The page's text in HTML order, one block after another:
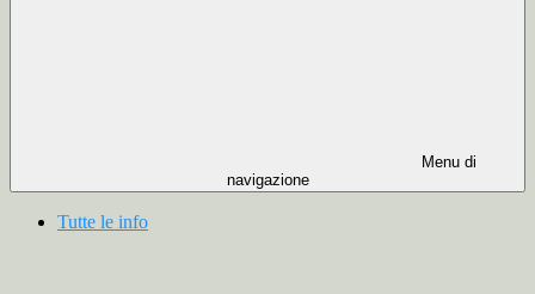
Menu di
navigazione
Tutte le info